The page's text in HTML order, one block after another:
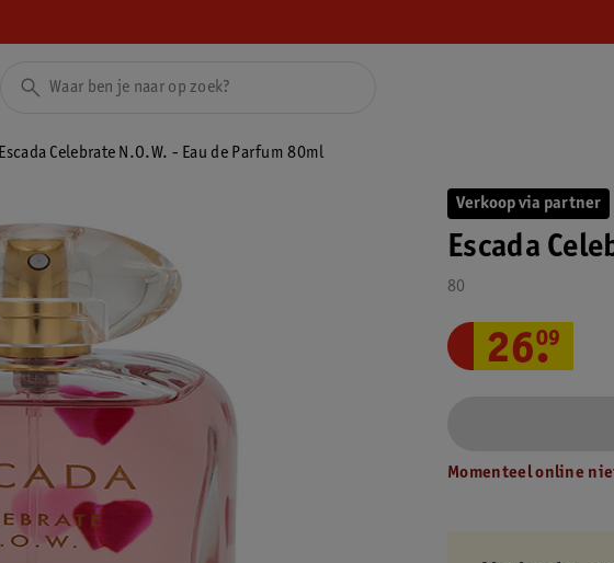
Escada Celebrate N.O.W. - Eau de Parfum 80ml
Verkoop via partner
Escada
80
26.
09
Momenteel online